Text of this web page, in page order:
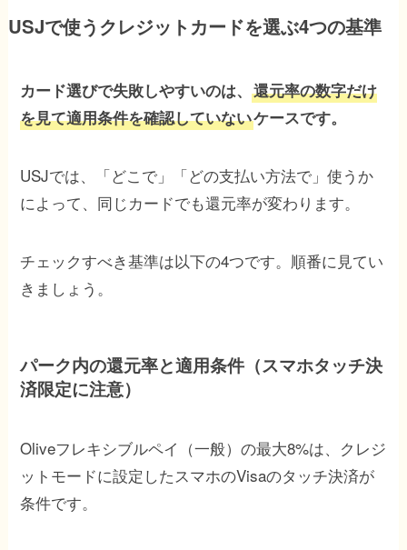
USJで使うクレジットカードを選ぶ4つの基準
カード選びで失敗しやすいのは、還元率の数字だけ
を見て適用条件を確認していないケースです。
USJでは、「どこで」「どの支払い方法で」使うか
によって、同じカードでも還元率が変わります。
チェックすべき基準は以下の4つです。順番に見てい
きましょう。
パーク内の還元率と適用条件（スマホタッチ決
済限定に注意）
Oliveフレキシブルペイ（一般）の最大8%は、クレジ
ットモードに設定したスマホのVisaのタッチ決済が
条件です。